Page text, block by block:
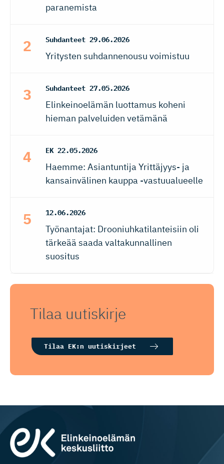
paranemista
Suhdanteet 29.06.2026
Yritysten suhdannenousu voimistuu
Suhdanteet 27.05.2026
Elinkeinoelämän luottamus koheni
hieman palveluiden vetämänä
EK 22.05.2026
Haemme: Asiantuntija Yrittäjyys- ja
kansainvälinen kauppa -vastuualueelle
12.06.2026
Työnantajat: Drooniuhkatilanteisiin oli
tärkeää saada valtakunnallinen
suositus
Tilaa uutiskirje
Tilaa EK:n uutiskirjeet